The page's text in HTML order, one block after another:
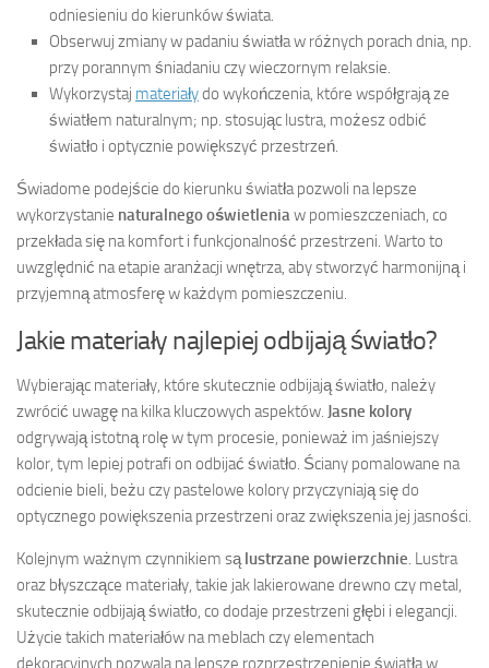
odniesieniu do kierunków świata.
Obserwuj zmiany w padaniu światła w różnych porach dnia, np.
przy porannym śniadaniu czy wieczornym relaksie.
Wykorzystaj materiałydo wykończenia, które współgrają ze
światłem naturalnym; np. stosując lustra, możesz odbić
światło i optycznie powiększyć przestrzeń.
Świadome podejście do kierunku światła pozwoli na lepsze
wykorzystanie naturalnego oświetleniaw pomieszczeniach, co
przekłada się na komfort i funkcjonalność przestrzeni. Warto to
uwzględnić na etapie aranżacji wnętrza, aby stworzyć harmonijną i
przyjemną atmosferę w każdym pomieszczeniu.
Jakie materiały najlepiej odbijają światło?
Wybierając materiały, które skutecznie odbijają światło, należy
zwrócić uwagę na kilka kluczowych aspektów. Jasne kolory
odgrywają istotną rolę w tym procesie, ponieważ im jaśniejszy
kolor, tym lepiej potrafi on odbijać światło. Ściany pomalowane na
odcienie bieli, beżu czy pastelowe kolory przyczyniają się do
optycznego powiększenia przestrzeni oraz zwiększenia jej jasności.
Kolejnym ważnym czynnikiem sąlustrzane powierzchnie. Lustra
oraz błyszczące materiały, takie jak lakierowane drewno czy metal,
skutecznie odbijają światło, co dodaje przestrzeni głębi i elegancji.
Użycie takich materiałów na meblach czy elementach
dekoracyjnych pozwala na lepsze rozprzestrzenienie światła w